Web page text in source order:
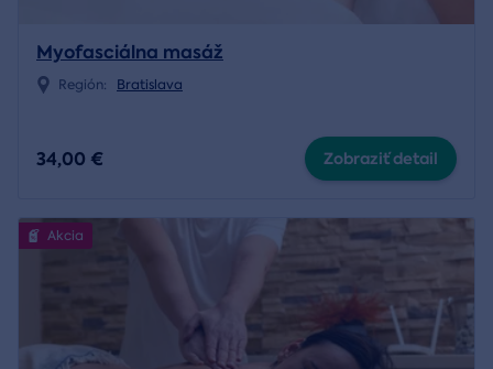
Myofasciálna masáž
Región: Bratislava
34,00 € Zobraziť detail
Akcia